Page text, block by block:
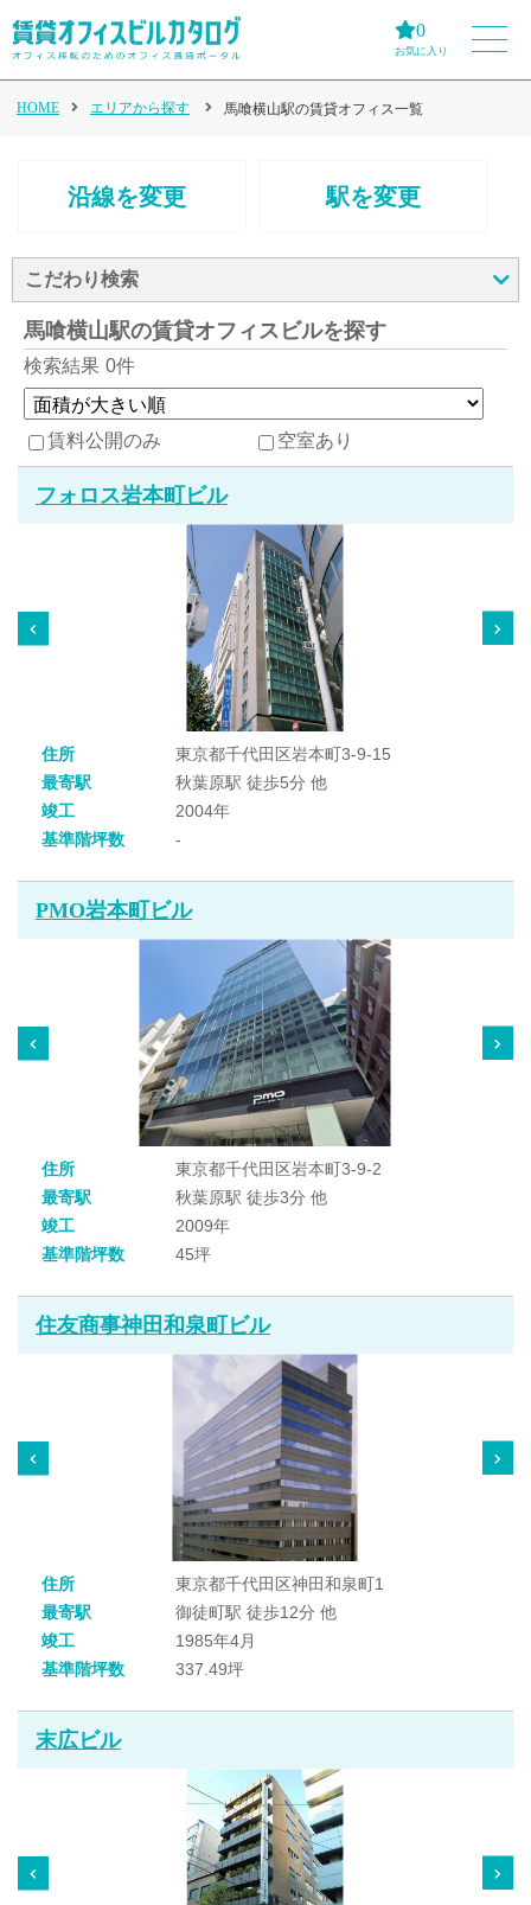
0
お気に入り
HOME エリアから探す 馬喰横山駅の賃貸オフィス一覧
沿線を変更 駅を変更
こだわり検索
馬喰横山駅の賃貸オフィスビルを探す
検索結果 0件
賃料公開のみ 空室あり
フォロス岩本町ビル
住所
東京都千代田区岩本町3-9-15
最寄駅
秋葉原駅 徒歩5分 他
竣工
2004年
基準階坪数
-
PMO岩本町ビル
住所
東京都千代田区岩本町3-9-2
最寄駅
秋葉原駅 徒歩3分 他
竣工
2009年
基準階坪数
45坪
住友商事神田和泉町ビル
住所
東京都千代田区神田和泉町1
最寄駅
御徒町駅 徒歩12分 他
竣工
1985年4月
基準階坪数
337.49坪
末広ビル